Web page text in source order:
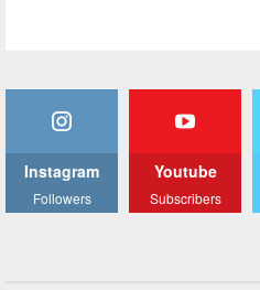
Youtube
Subscribers
Instagram
Followers